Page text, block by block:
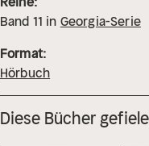
Band 11 in Georgia-Serie
Format:
Hörbuch
Diese Bücher